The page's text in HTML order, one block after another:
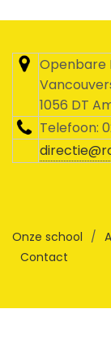
Openbare
1056 DT
Telefoon:
Onze school /
Contact